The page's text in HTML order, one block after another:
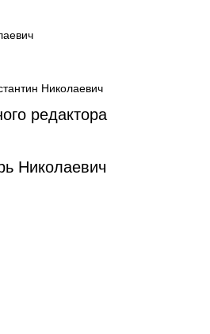
Николаевич
редактора
Николаевич